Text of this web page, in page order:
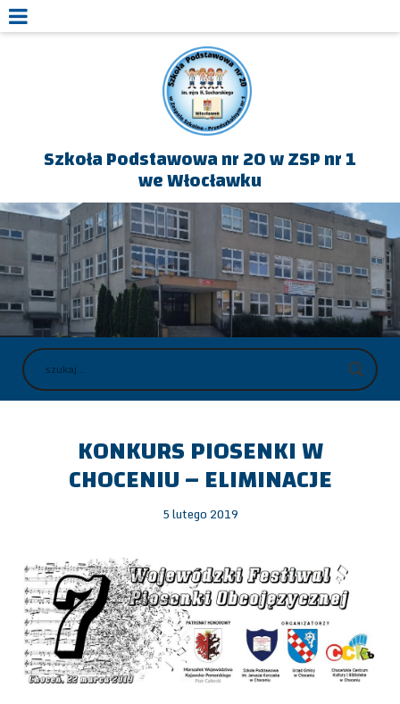
Szkoła Podstawowa nr 20 w ZSP nr 1
we Włocławku
KONKURS PIOSENKI W
CHOCENIU – ELIMINACJE
5 lutego 2019